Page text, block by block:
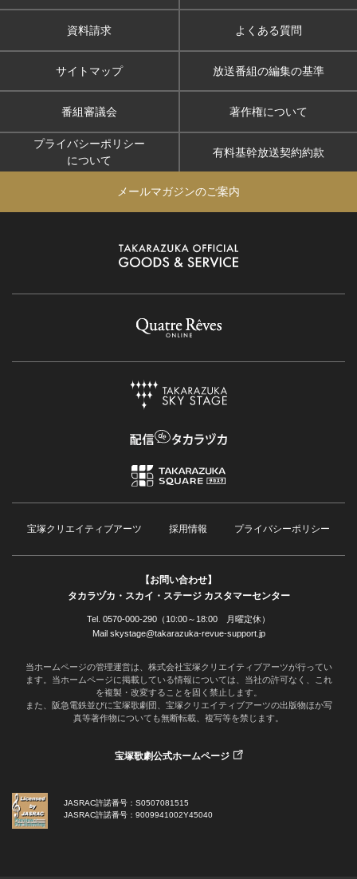
資料請求 よくある質問
サイトマップ 放送番組の編集の基準
番組審議会 著作権について
プライバシーポリシー
について
有料基幹放送契約約款
メールマガジンのご案内
宝塚クリエイティブアーツ 採用情報 プライバシーポリシー
【お問い合わせ】
タカラヅカ・スカイ・ステージ カスタマーセンター
Tel. 0570-000-290（10:00～18:00 月曜定休）
Mail skystage@takarazuka-revue-support.jp
当ホームページの管理運営は、株式会社宝塚クリエイティブアーツが行ってい
ます。当ホームページに掲載している情報については、当社の許可なく、これ
を複製・改変することを固く禁止します。
また、阪急電鉄並びに宝塚歌劇団、宝塚クリエイティブアーツの出版物ほか写
真等著作物についても無断転載、複写等を禁じます。
宝塚歌劇公式ホームページ
JASRAC許諾番号：S0507081515
JASRAC許諾番号：9009941002Y45040